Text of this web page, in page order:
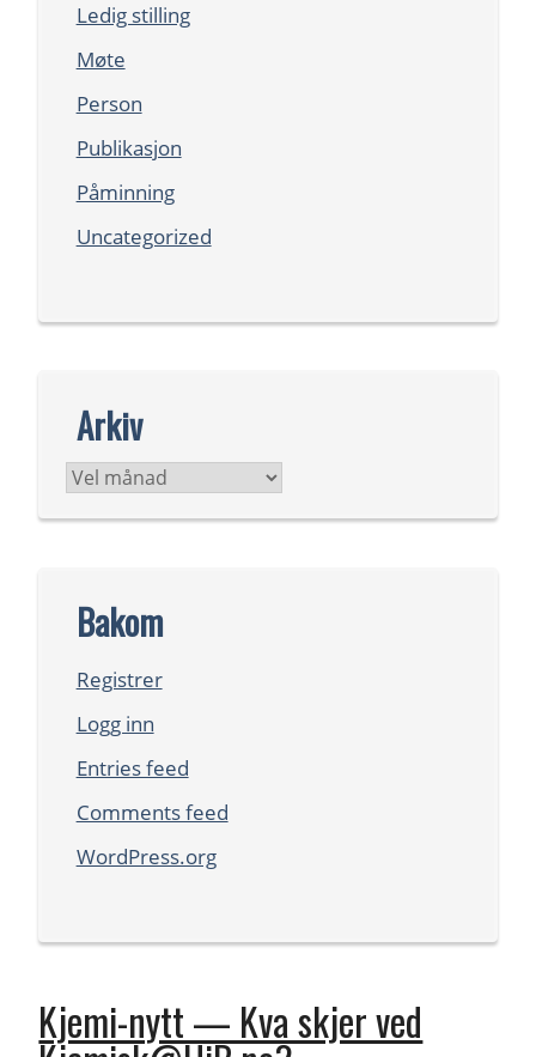
Ledig stilling
Møte
Person
Publikasjon
Påminning
Uncategorized
Arkiv
Arkiv
Bakom
Registrer
Logg inn
Entries feed
Comments feed
WordPress.org
Kjemi-nytt — Kva skjer ved